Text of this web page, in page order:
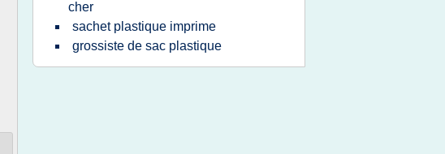
cher
sachet plastique imprime
grossiste de sac plastique